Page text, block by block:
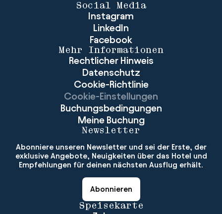
Social Media
Instagram
LinkedIn
Facebook
Mehr Informationen
Rechtlicher Hinweis
Datenschutz
Cookie-Richtlinie
Cookie-Einstellungen
Buchungsbedingungen
Meine Buchung
Newsletter
Abonniere unseren Newsletter und sei der Erste, der
exklusive Angebote, Neuigkeiten über das Hotel und
Empfehlungen für deinen nächsten Ausflug erhält.
Abonnieren
Speisekarte